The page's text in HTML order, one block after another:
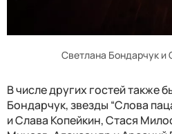
Светлана Бондарчук и
В числе других гостей также
Бондарчук, звезды “Слова
и Слава Копейкин, Стася